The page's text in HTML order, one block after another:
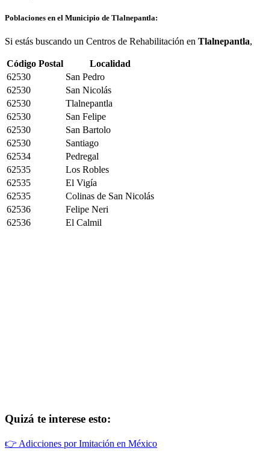
Poblaciones en el Municipio de Tlalnepantla:
Si estás buscando un Centros de Rehabilitación en Tlalnepantla,
Código Postal
Localidad
62530
San Pedro
62530
San Nicolás
62530
Tlalnepantla
62530
San Felipe
62530
San Bartolo
62530
Santiago
62534
Pedregal
62535
Los Robles
62535
El Vigía
62535
Colinas de San Nicolás
62536
Felipe Neri
62536
El Calmil
Quizá te interese esto:
👉 Adicciones por Imitación en México